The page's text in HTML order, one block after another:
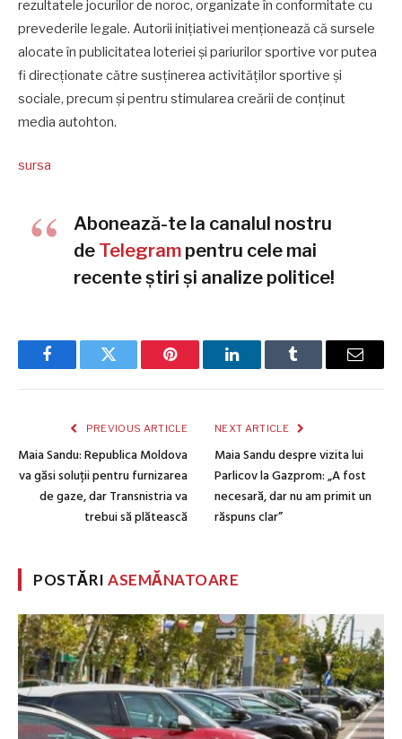
rezultatele jocurilor de noroc, organizate în conformitate cu
prevederile legale. Autorii inițiativei menționează că sursele
alocate în publicitatea loteriei și pariurilor sportive vor putea
fi direcționate către susținerea activităților sportive și
sociale, precum și pentru stimularea creării de conținut
media autohton.
sursa
Abonează-te la canalul nostru
de Telegram pentru cele mai
recente știri și analize politice!
FacebookTwitter Pinterest LinkedInTumblr Email
PREVIOUS ARTICLE
Maia Sandu: Republica Moldova
va găsi soluții pentru furnizarea
de gaze, dar Transnistria va
trebui să plătească
NEXT ARTICLE
Maia Sandu despre vizita lui
Parlicov la Gazprom: „A fost
necesară, dar nu am primit un
răspuns clar”
POSTĂRIASEMĂNATOARE